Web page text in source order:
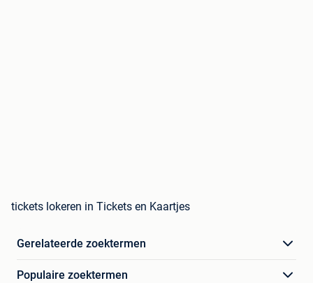
tickets lokeren in Tickets en Kaartjes
Gerelateerde zoektermen
Populaire zoektermen